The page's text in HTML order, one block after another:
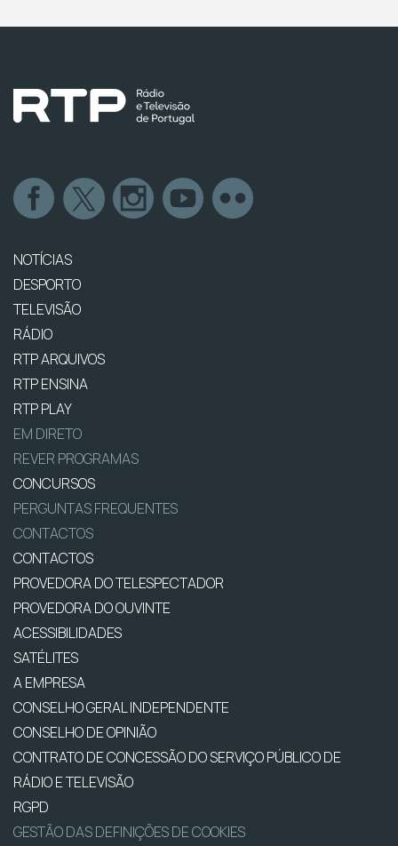
NOTÍCIAS
DESPORTO
TELEVISÃO
RÁDIO
RTP ARQUIVOS
RTP ENSINA
RTP PLAY
EM DIRETO
REVER PROGRAMAS
CONCURSOS
PERGUNTAS FREQUENTES
CONTACTOS
CONTACTOS
PROVEDORA DO TELESPECTADOR
PROVEDORA DO OUVINTE
ACESSIBILIDADES
SATÉLITES
A EMPRESA
CONSELHO GERAL INDEPENDENTE
CONSELHO DE OPINIÃO
CONTRATO DE CONCESSÃO DO SERVIÇO PÚBLICO DE
RÁDIO E TELEVISÃO
RGPD
GESTÃO DAS DEFINIÇÕES DE COOKIES